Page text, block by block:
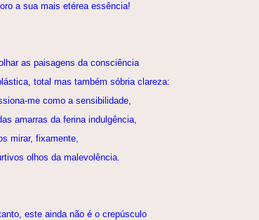
a sua mais etérea essência!
as paisagens da consciência
total mas também sóbria clareza:
me como a sensibilidade,
amarras da ferina indulgência,
mirar, fixamente,
olhos da malevolência.
este ainda não é o crepúsculo